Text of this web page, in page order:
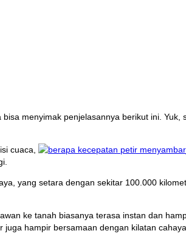
menyimak penjelasannya berikut ini. Yuk,
cuaca,
yang setara dengan sekitar 100.000
ke tanah biasanya terasa instan dan
hampir bersamaan dengan kilatan